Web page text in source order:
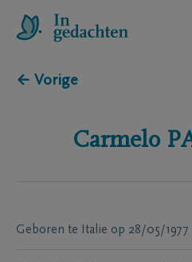
← Vorige
Carmelo
Geboren te Italie op 28/05/1977